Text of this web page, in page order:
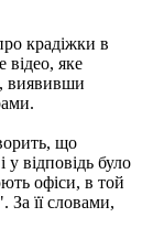
крадіжки в
відео, яке
виявивши
що
у відповідь було
офіси, в той
За її словами,